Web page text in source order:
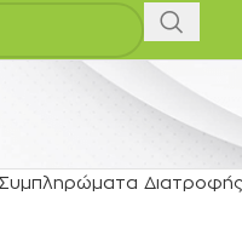
Διατροφής